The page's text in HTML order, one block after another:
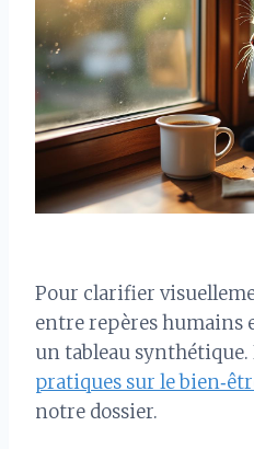
Pour clarifier
entre repères humains
un tableau synthétique.
pratiques sur le
notre dossier.